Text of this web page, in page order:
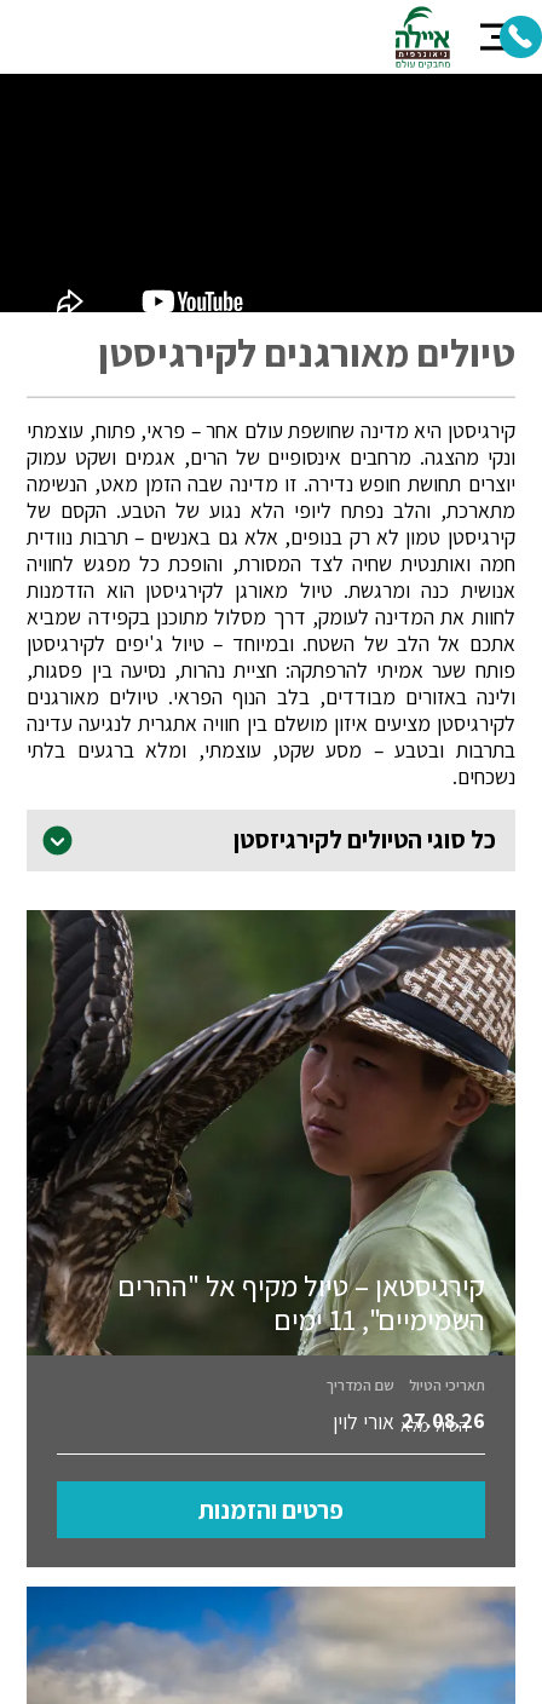
טיולים מאורגנים לקירגיסטן
קירגיסטן היא מדינה שחושפת עולם אחר – פראי, פתוח, עוצמתי
ונקי מהצגה. מרחבים אינסופיים של הרים, אגמים ושקט עמוק
יוצרים תחושת חופש נדירה. זו מדינה שבה הזמן מאט, הנשימה
מתארכת, והלב נפתח ליופי הלא נגוע של הטבע. הקסם של
קירגיסטן טמון לא רק בנופים, אלא גם באנשים – תרבות נוודית
חמה ואותנטית שחיה לצד המסורת, והופכת כל מפגש לחוויה
אנושית כנה ומרגשת. טיול מאורגן לקירגיסטן הוא הזדמנות
לחוות את המדינה לעומק, דרך מסלול מתוכנן בקפידה שמביא
אתכם אל הלב של השטח. ובמיוחד – טיול ג'יפים לקירגיסטן
פותח שער אמיתי להרפתקה: חציית נהרות, נסיעה בין פסגות,
ולינה באזורים מבודדים, בלב הנוף הפראי. טיולים מאורגנים
לקירגיסטן מציעים איזון מושלם בין חוויה אתגרית לנגיעה עדינה
בתרבות ובטבע – מסע שקט, עוצמתי, ומלא ברגעים בלתי
נשכחים.
כל סוגי הטיולים לקירגיזסטן
קירגיסטאן – טיול מקיף אל "ההרים
השמימיים", 11 ימים
תאריכי הטיול שם המדריך
27.08.26 אורי לוין הטיול מלא
פרטים והזמנות